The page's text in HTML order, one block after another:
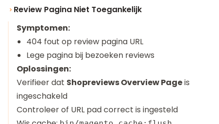
Review Pagina Niet Toegankelijk
Symptomen:
404 fout op review pagina URL
Lege pagina bij bezoeken reviews
Oplossingen:
Verifieer dat Shopreviews Overview Pageis
ingeschakeld
Controleer of URL pad correct is ingesteld